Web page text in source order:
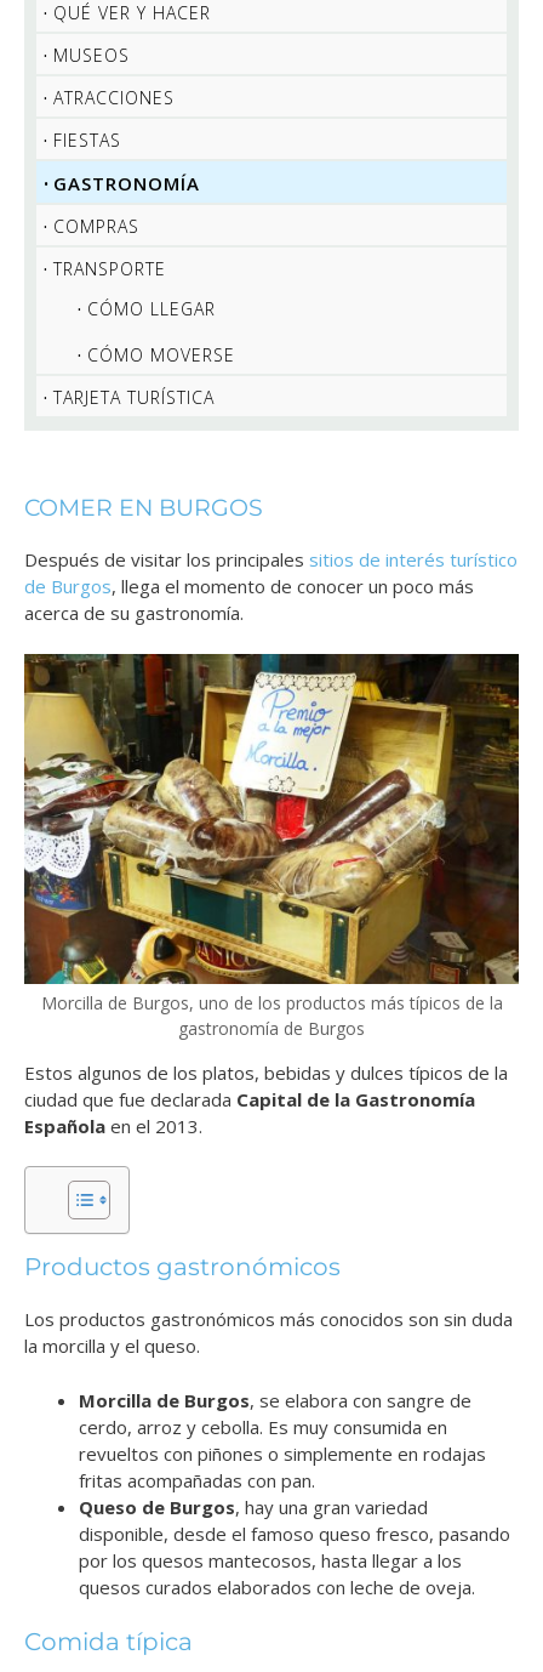
QUÉ VER Y HACER
MUSEOS
ATRACCIONES
FIESTAS
GASTRONOMÍA
COMPRAS
TRANSPORTE
CÓMO LLEGAR
CÓMO MOVERSE
TARJETA TURÍSTICA
COMER EN BURGOS
Después de visitar los principales sitios de interés turístico
de Burgos, llega el momento de conocer un poco más
acerca de su gastronomía.
Morcilla de Burgos, uno de los productos más típicos de la
gastronomía de Burgos
Estos algunos de los platos, bebidas y dulces típicos de la
ciudad que fue declarada Capital de la Gastronomía
Española en el 2013.
Productos gastronómicos
Los productos gastronómicos más conocidos son sin duda
la morcilla y el queso.
Morcilla de Burgos, se elabora con sangre de
cerdo, arroz y cebolla. Es muy consumida en
revueltos con piñones o simplemente en rodajas
fritas acompañadas con pan.
Queso de Burgos, hay una gran variedad
disponible, desde el famoso queso fresco, pasando
por los quesos mantecosos, hasta llegar a los
quesos curados elaborados con leche de oveja.
Comida típica